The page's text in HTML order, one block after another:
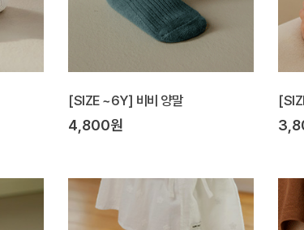
[SIZE ~6Y] 비비 양말
4,800원